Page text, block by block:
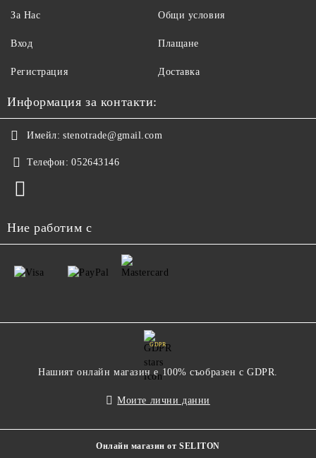
За Нас
Вход
Регистрация
Общи условия
Плащане
Доставка
Информация за контакти:
Имейл: stenotrade@gmail.com
Телефон: 052643146
Ние работим с
GDPR
Нашият онлайн магазин е 100% съобразен с GDPR.
Моите лични данни
Онлайн магазин от SELITON